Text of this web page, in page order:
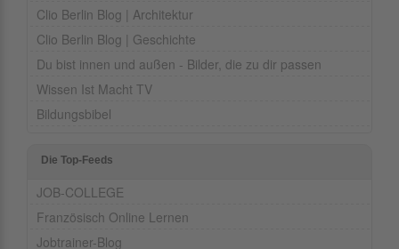
Clio Berlin Blog | Architektur
Clio Berlin Blog | Geschichte
Du bist innen und außen - Bilder, die zu dir passen
Wissen Ist Macht TV
Bildungsbibel
Die Top-Feeds
JOB-COLLEGE
Französisch Online Lernen
Jobtrainer-Blog